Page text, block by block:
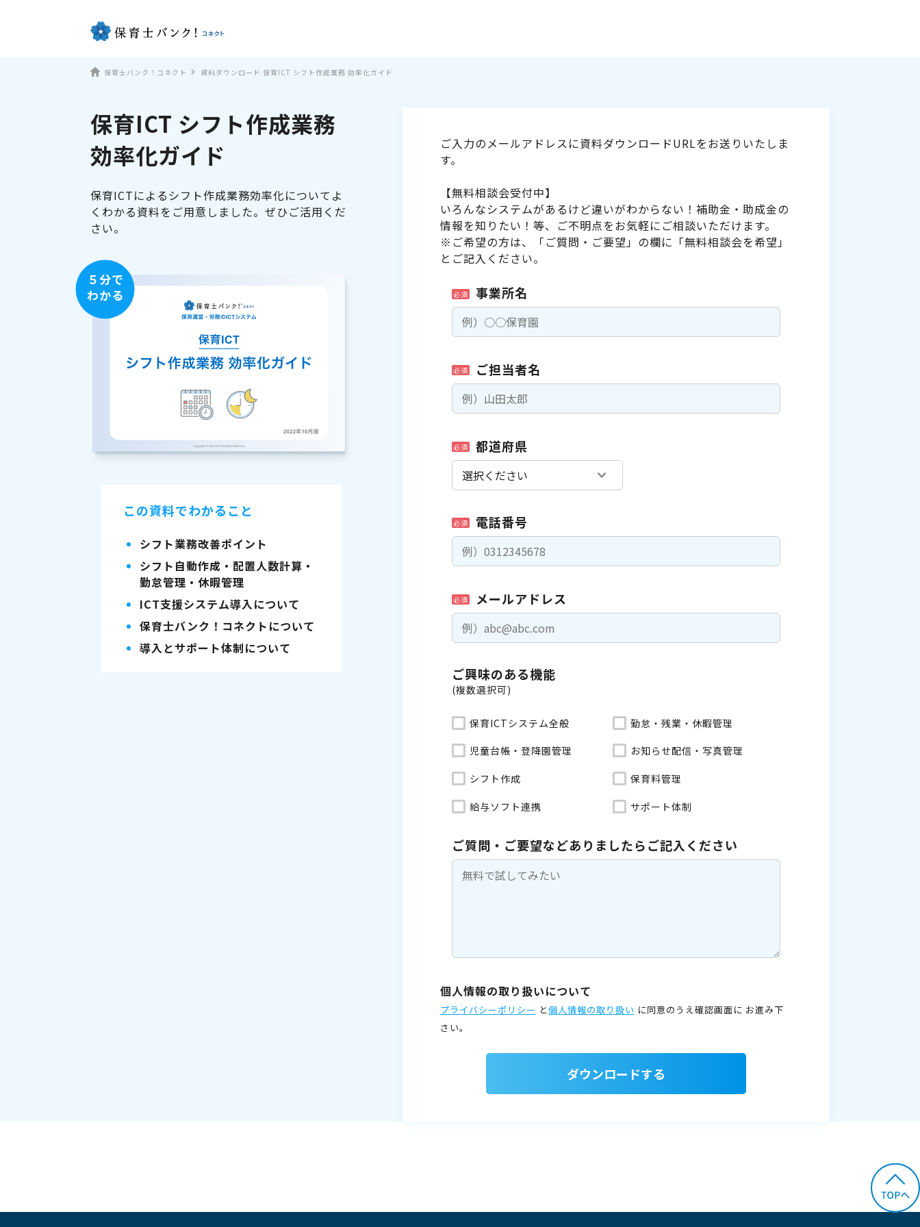
保育士バンク！コネクト 資料ダウンロード 保育ICT シフト作成業務 効率化ガイド
保育ICT シフト作成業務
効率化ガイド
保育ICTによるシフト作成業務効率化についてよ
くわかる資料をご用意しました。ぜひご活用くだ
さい。
５分で
わかる
この資料でわかること
シフト業務改善ポイント
シフト自動作成・配置人数計算・
勤怠管理・休暇管理
ICT支援システム導入について
保育士バンク！コネクトについて
導入とサポート体制について
ご入力のメールアドレスに資料ダウンロードURLをお送りいたしま
す。
【無料相談会受付中】
いろんなシステムがあるけど違いがわからない！補助金・助成金の
情報を知りたい！等、ご不明点をお気軽にご相談いただけます。
※ご希望の方は、「ご質問・ご要望」の欄に「無料相談会を希望」
とご記入ください。
必須 事業所名
必須 ご担当者名
必須 都道府県
必須 電話番号
必須 メールアドレス
ご興味のある機能
(複数選択可)
保育ICTシステム全般 勤怠・残業・休暇管理
児童台帳・登降園管理 お知らせ配信・写真管理
シフト作成 保育料管理
給与ソフト連携 サポート体制
ご質問・ご要望などありましたらご記入ください
個人情報の取り扱いについて
プライバシーポリシー と個人情報の取り扱い に同意のうえ確認画面に お進み下
さい。
ダウンロードする